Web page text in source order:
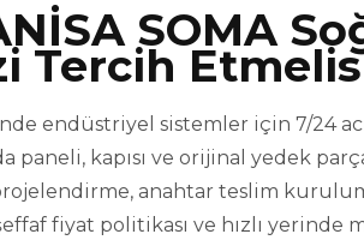
SOMA
Tercih
endüstriyel sistemler için 7/24
paneli, kapısı ve orijinal yedek
anahtar teslim
fiyat politikası ve hızlı yerinde